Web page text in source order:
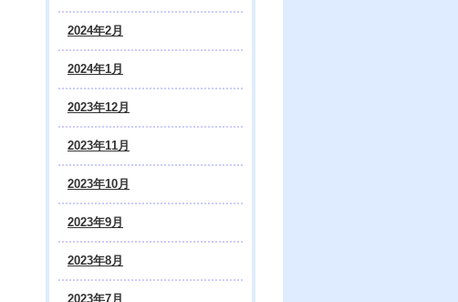
2024年2月
2024年1月
2023年12月
2023年11月
2023年10月
2023年9月
2023年8月
2023年7月